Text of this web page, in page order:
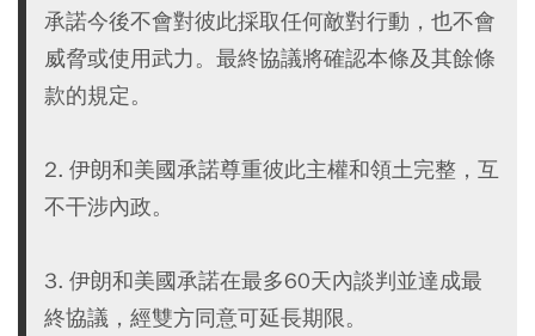
承諾今後不會對彼此採取任何敵對行動，也不會
威脅或使用武力。最終協議將確認本條及其餘條
款的規定。
2. 伊朗和美國承諾尊重彼此主權和領土完整，互
不干涉內政。
3. 伊朗和美國承諾在最多60天內談判並達成最
終協議，經雙方同意可延長期限。